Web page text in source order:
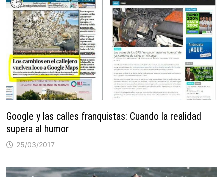
Google y las calles franquistas: Cuando la realidad
supera al humor
25/03/2017